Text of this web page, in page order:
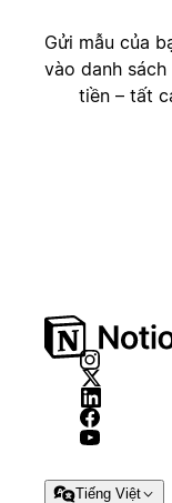
Gửi mẫu của
vào danh
tiền – tất
Tiếng Việt